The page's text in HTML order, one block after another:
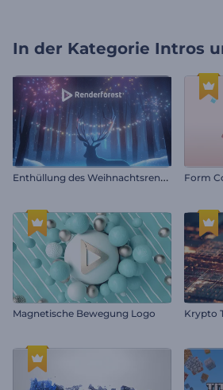
In der Kategorie Intros
E
nthüllung des Weihnachtsrentier-Logos Form
Magnetische Bewegung Logo Krypto